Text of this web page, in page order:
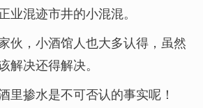
业混迹市井的小混混。
伙，小酒馆人也大多认得，虽然
解决还得解决。
里掺水是不可否认的事实呢！